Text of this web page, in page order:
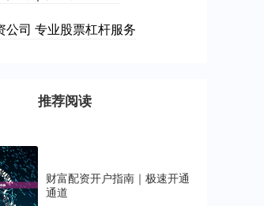
公司 专业股票杠杆服务
推荐阅读
财富配资开户指南｜极速开通
通道